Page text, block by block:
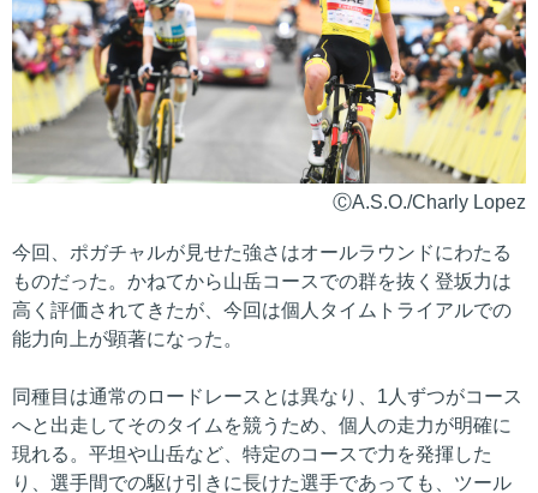
ⒸA.S.O./Charly Lopez
今回、ポガチャルが見せた強さはオールラウンドにわたる
ものだった。かねてから山岳コースでの群を抜く登坂力は
高く評価されてきたが、今回は個人タイムトライアルでの
能力向上が顕著になった。
同種目は通常のロードレースとは異なり、1人ずつがコース
へと出走してそのタイムを競うため、個人の走力が明確に
現れる。平坦や山岳など、特定のコースで力を発揮した
り、選手間での駆け引きに長けた選手であっても、ツール